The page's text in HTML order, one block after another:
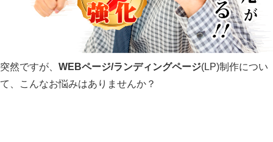
突然ですが、 WEBページ/ランディングページ(LP)制作につい
て、こんなお悩みはありませんか？